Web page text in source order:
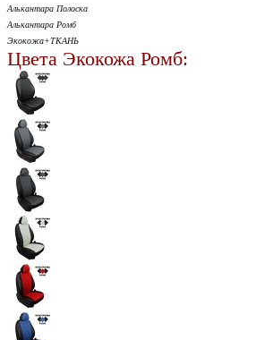
Алькантара Полоска
Алькантара Ромб
Экокожа+ТКАНЬ
Цвета Экокожа Ромб: